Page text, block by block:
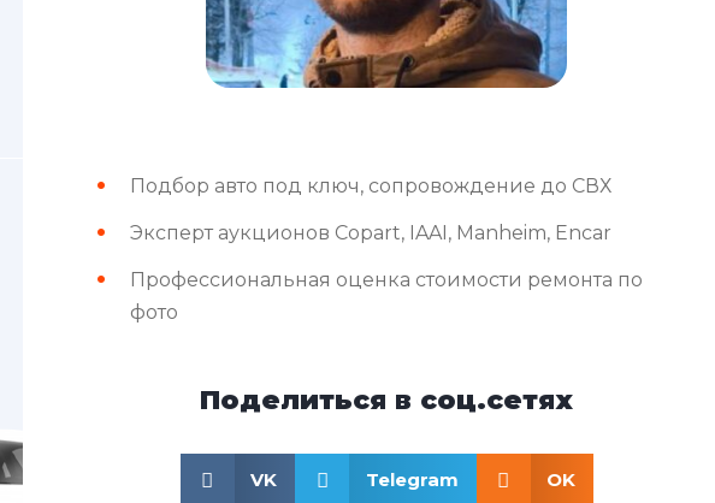
Подбор авто под ключ, сопровождение до СВХ
Эксперт аукционов Copart, IAAI, Manheim, Encar
Профессиональная оценка стоимости ремонта по
фото
Поделиться в соц.сетях
VK Telegram OK